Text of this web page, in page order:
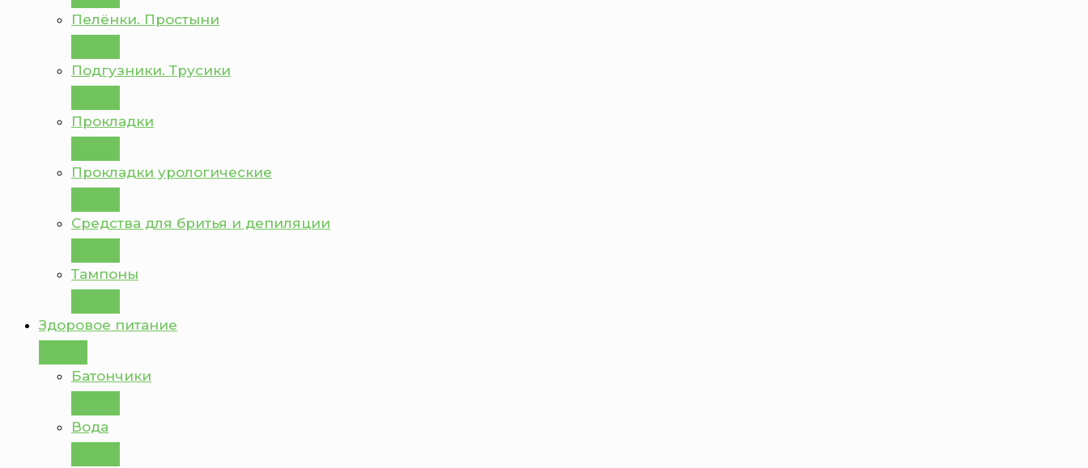
Пелёнки. Простыни
Подгузники. Трусики
Прокладки
Прокладки урологические
Средства для бритья и депиляции
Тампоны
Здоровое питание
Батончики
Вода